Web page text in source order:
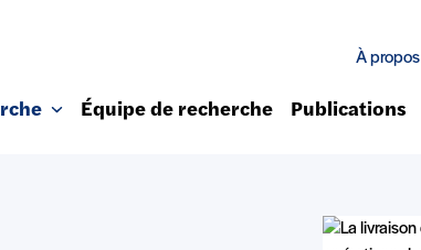
À propos
Équipe de recherche Publications